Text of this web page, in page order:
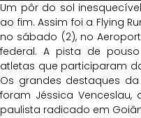
Um pôr do sol
ao fim. Assim foi a Flying
no sábado (2), no
federal. A pista de
atletas que participaram
Os grandes destaques
foram Jéssica Venceslau,
paulista radicado em